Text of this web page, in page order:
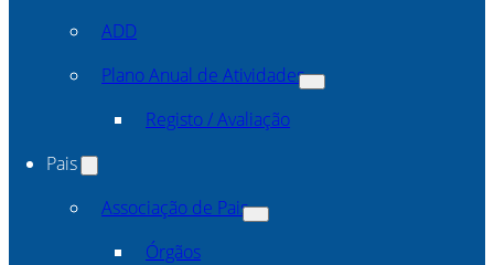
ADD
Plano Anual de Atividades
Registo / Avaliação
Pais
Associação de Pais
Órgãos